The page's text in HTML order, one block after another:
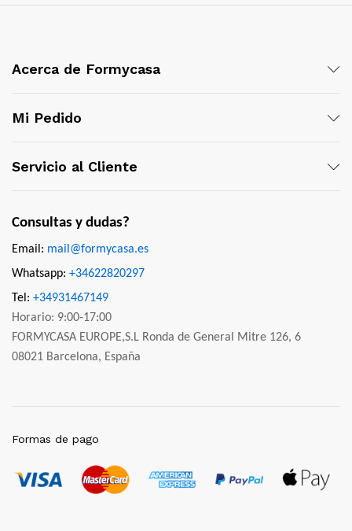
Acerca de Formycasa
Mi Pedido
Servicio al Cliente
Consultas y dudas?
Email: mail@formycasa.es
Whatsapp: +34622820297
Tel: +34931467149
Horario: 9:00-17:00
FORMYCASA EUROPE,S.L Ronda de General Mitre 126, 6
08021 Barcelona, España
Formas de pago